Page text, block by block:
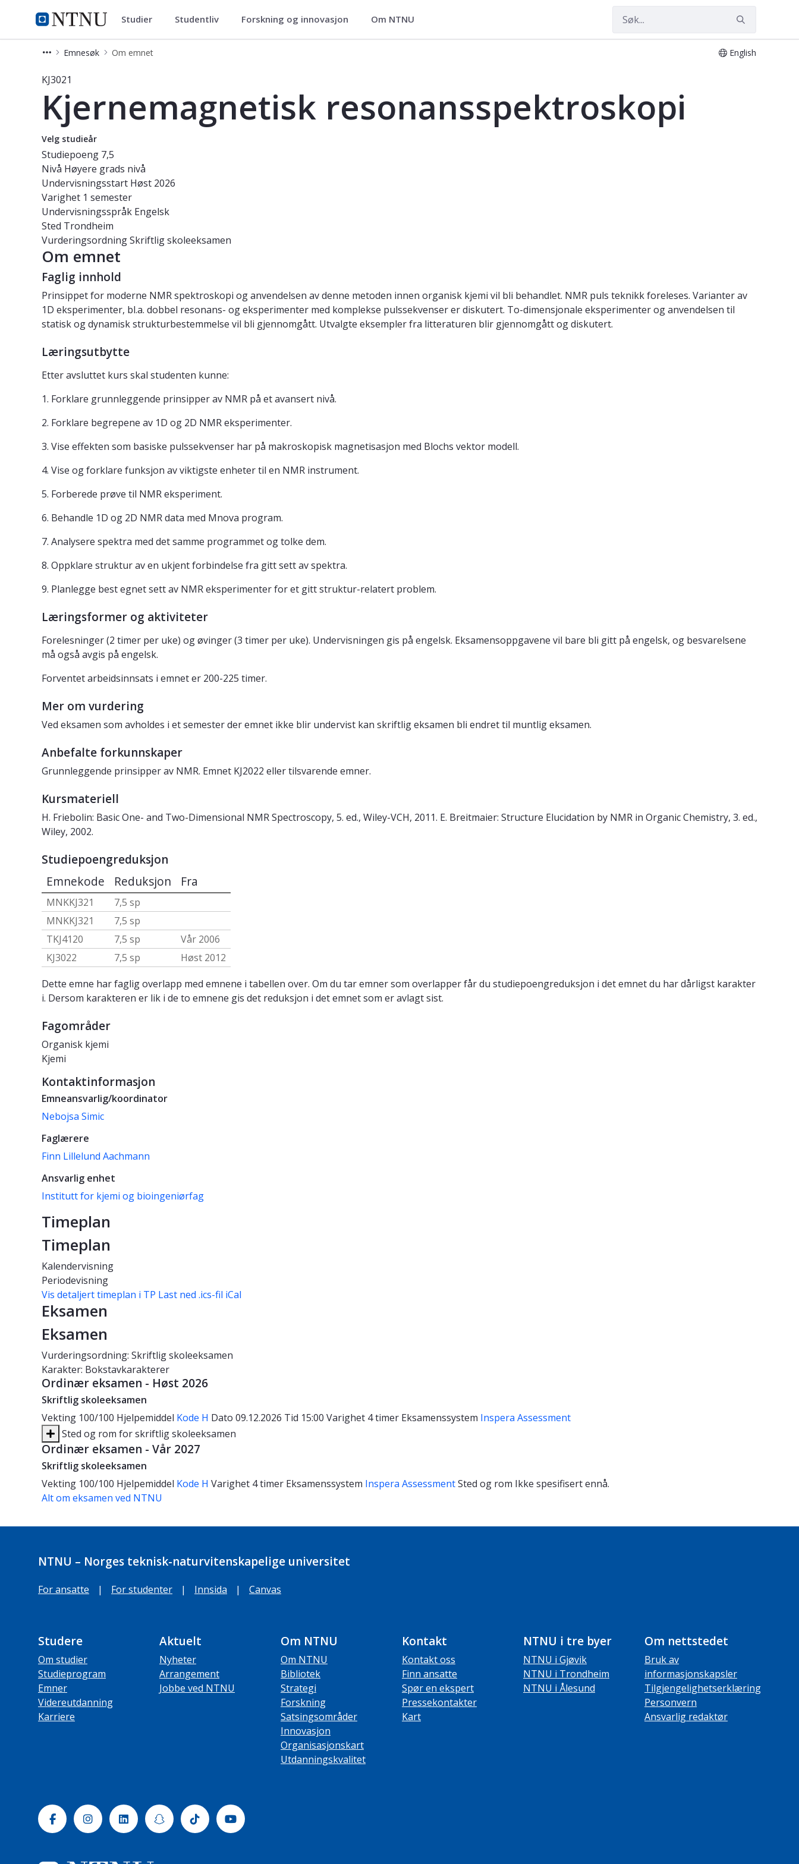
NTNU Hjemmeside
Studier Studier Studentliv Forskning og innovasjon Om NTNU
Emnesøk Om emnet English
Emne - Kjernemagnetisk resonansspektroskopi - KJ3021
KJ3021
Kjernemagnetisk resonansspektroskopi
Velg studieår
Studiepoeng 7,5
Nivå Høyere grads nivå
Undervisningsstart Høst 2026
Varighet 1 semester
Undervisningsspråk Engelsk
Sted Trondheim
VurderingsordningSkriftlig skoleeksamen
Om emnet
Faglig innhold
Prinsippet for moderne NMR spektroskopi og anvendelsen av denne metoden innen organisk kjemi vil bli behandlet. NMR puls teknikk foreleses. Varianter av
1D eksperimenter, bl.a. dobbel resonans- og eksperimenter med komplekse pulssekvenser er diskutert. To-dimensjonale eksperimenter og anvendelsen til
statisk og dynamisk strukturbestemmelse vil bli gjennomgått. Utvalgte eksempler fra litteraturen blir gjennomgått og diskutert.
Læringsutbytte
Etter avsluttet kurs skal studenten kunne:
1. Forklare grunnleggende prinsipper av NMR på et avansert nivå.
2. Forklare begrepene av 1D og 2D NMR eksperimenter.
3. Vise effekten som basiske pulssekvenser har på makroskopisk magnetisasjon med Blochs vektor modell.
4. Vise og forklare funksjon av viktigste enheter til en NMR instrument.
5. Forberede prøve til NMR eksperiment.
6. Behandle 1D og 2D NMR data med Mnova program.
7. Analysere spektra med det samme programmet og tolke dem.
8. Oppklare struktur av en ukjent forbindelse fra gitt sett av spektra.
9. Planlegge best egnet sett av NMR eksperimenter for et gitt struktur-relatert problem.
Læringsformer og aktiviteter
Forelesninger (2 timer per uke) og øvinger (3 timer per uke). Undervisningen gis på engelsk. Eksamensoppgavene vil bare bli gitt på engelsk, og besvarelsene
må også avgis på engelsk.
Forventet arbeidsinnsats i emnet er 200-225 timer.
Mer om vurdering
Ved eksamen som avholdes i et semester der emnet ikke blir undervist kan skriftlig eksamen bli endret til muntlig eksamen.
Anbefalte forkunnskaper
Grunnleggende prinsipper av NMR. Emnet KJ2022 eller tilsvarende emner.
Kursmateriell
H. Friebolin: Basic One- and Two-Dimensional NMR Spectroscopy, 5. ed., Wiley-VCH, 2011. E. Breitmaier: Structure Elucidation by NMR in Organic Chemistry, 3. ed.,
Wiley, 2002.
Studiepoengreduksjon
Emnekode Reduksjon Fra
MNKKJ321
7,5 sp
MNKKJ321
7,5 sp
TKJ4120
7,5 sp
Vår 2006
KJ3022
7,5 sp
Høst 2012
Dette emne har faglig overlapp med emnene i tabellen over. Om du tar emner som overlapper får du studiepoengreduksjon i det emnet du har dårligst karakter
i. Dersom karakteren er lik i de to emnene gis det reduksjon i det emnet som er avlagt sist.
Fagområder
Organisk kjemi
Kjemi
Kontaktinformasjon
Emneansvarlig/koordinator
Nebojsa Simic
Faglærere
Finn Lillelund Aachmann
Ansvarlig enhet
Institutt for kjemi og bioingeniørfag
Timeplan
Timeplan
Kalendervisning
Periodevisning
Vis detaljert timeplan i TP Last ned .ics-fil iCal
Eksamen
Eksamen
Vurderingsordning: Skriftlig skoleeksamen
Karakter: Bokstavkarakterer
Ordinær eksamen - Høst 2026
Skriftlig skoleeksamen
Vekting 100/100 Hjelpemiddel Kode H Dato 09.12.2026 Tid 15:00 Varighet 4 timer Eksamenssystem Inspera Assessment
Sted og rom for skriftlig skoleeksamen
Ordinær eksamen - Vår 2027
Skriftlig skoleeksamen
Vekting 100/100 Hjelpemiddel Kode H Varighet 4 timer Eksamenssystem Inspera AssessmentSted og rom Ikke spesifisert ennå.
Alt om eksamen ved NTNU
NTNU – Norges teknisk-naturvitenskapelige universitet
For ansatte | For studenter | Innsida | Canvas
Studere
Om studier
Studieprogram
Emner
Videreutdanning
Karriere
Aktuelt
Nyheter
Arrangement
Jobbe ved NTNU
Om NTNU
Om NTNU
Bibliotek
Strategi
Forskning
Satsingsområder
Innovasjon
Organisasjonskart
Utdanningskvalitet
Kontakt
Kontakt oss
Finn ansatte
Spør en ekspert
Pressekontakter
Kart
NTNU i tre byer
NTNU i Gjøvik
NTNU i Trondheim
NTNU i Ålesund
Om nettstedet
Bruk av
informasjonskapsler
Tilgjengelighetserklæring
Personvern
Ansvarlig redaktør
FacebookInstagramLinkedinSnapchatTiktok Youtube